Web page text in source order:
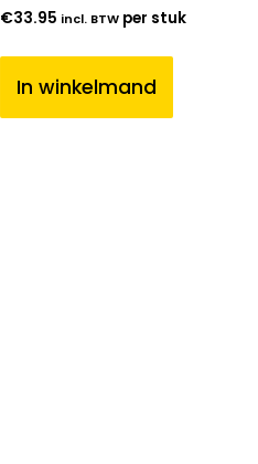
€33.95 incl. BTW per stuk
In winkelmand